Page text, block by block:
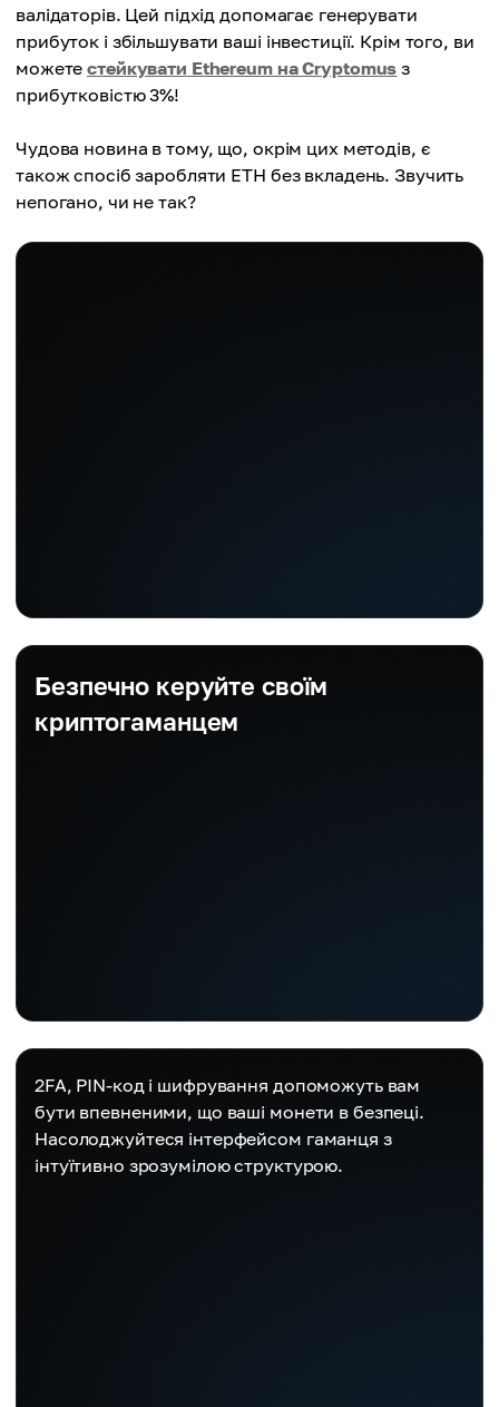
валідаторів. Цей підхід допомагає генерувати
прибуток і збільшувати ваші інвестиції. Крім того, ви
можетестейкувати Ethereum на Cryptomus з
прибутковістю 3%!
Чудова новина в тому, що, окрім цих методів, є
також спосіб заробляти ETH без вкладень. Звучить
непогано, чи не так?
Безпечно керуйте своїм
криптогаманцем
2FA, PIN-код і шифрування допоможуть вам
бути впевненими, що ваші монети в безпеці.
Насолоджуйтеся інтерфейсом гаманця з
інтуїтивно зрозумілою структурою.